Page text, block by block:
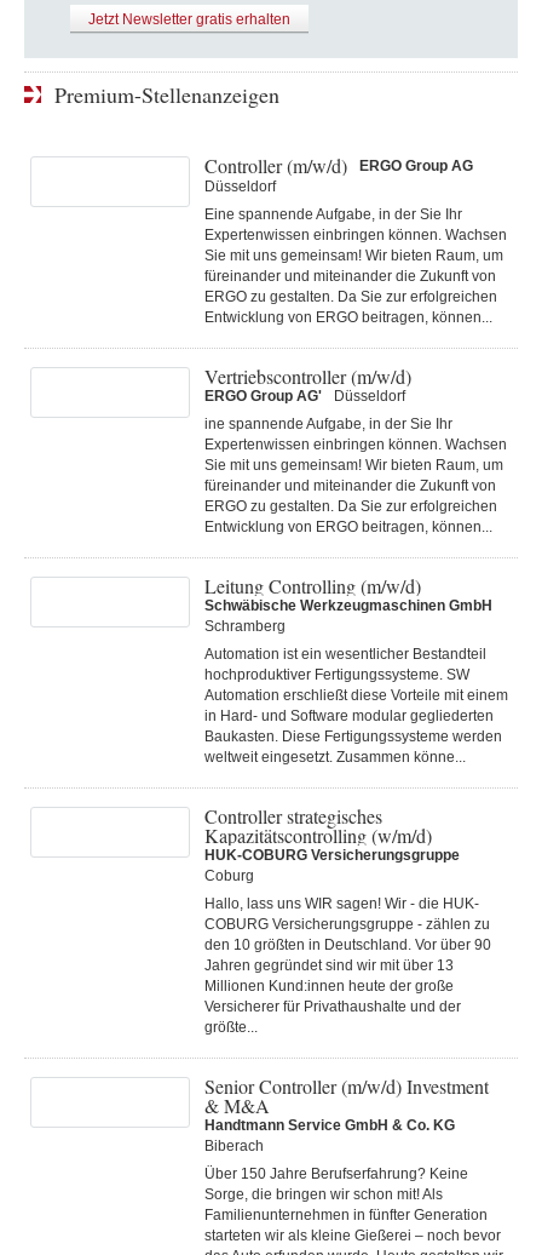
Jetzt Newsletter gratis erhalten
Premium-Stellenanzeigen
Controller (m/w/d)
ERGO Group AG
Düsseldorf
Eine spannende Aufgabe, in der Sie Ihr
Expertenwissen einbringen können. Wachsen
Sie mit uns gemeinsam! Wir bieten Raum, um
füreinander und miteinander die Zukunft von
ERGO zu gestalten. Da Sie zur erfolgreichen
Entwicklung von ERGO beitragen, können...
Vertriebscontroller (m/w/d)
ERGO Group AG'
Düsseldorf
ine spannende Aufgabe, in der Sie Ihr
Expertenwissen einbringen können. Wachsen
Sie mit uns gemeinsam! Wir bieten Raum, um
füreinander und miteinander die Zukunft von
ERGO zu gestalten. Da Sie zur erfolgreichen
Entwicklung von ERGO beitragen, können...
Leitung Controlling (m/w/d)
Schwäbische Werkzeugmaschinen GmbH
Schramberg
Automation ist ein wesentlicher Bestandteil
hochproduktiver Fertigungssysteme. SW
Automation erschließt diese Vorteile mit einem
in Hard- und Software modular gegliederten
Baukasten. Diese Fertigungs­systeme werden
weltweit eingesetzt. Zusammen könne...
Controller strategisches
Kapazitätscontrolling (w/m/d)
HUK-COBURG Versicherungsgruppe
Coburg
Hallo, lass uns WIR sagen! Wir - die HUK-
COBURG Versicherungsgruppe - zählen zu
den 10 größten in Deutschland. Vor über 90
Jahren gegründet sind wir mit über 13
Millionen Kund:innen heute der große
Versicherer für Privathaushalte und der
größte...
Senior Controller (m/w/d) Investment
& M&A
Handtmann Service GmbH & Co. KG
Biberach
Über 150 Jahre Berufserfahrung? Keine
Sorge, die bringen wir schon mit! Als
Familienunternehmen in fünfter Generation
starteten wir als kleine Gießerei – noch bevor